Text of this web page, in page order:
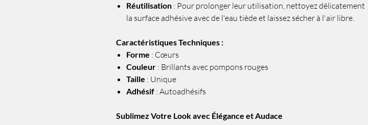
Réutilisation : Pour prolonger leur utilisation, nettoyez délicatement
la surface adhésive avec de l'eau tiède et laissez sécher à l'air libre.
Caractéristiques Techniques :
Forme : Cœurs
Couleur : Brillants avec pompons rouges
Taille : Unique
Adhésif : Autoadhésifs
Sublimez Votre Look avec Élégance et Audace